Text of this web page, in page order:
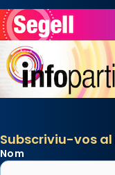
Subscriviu-vos
Nom